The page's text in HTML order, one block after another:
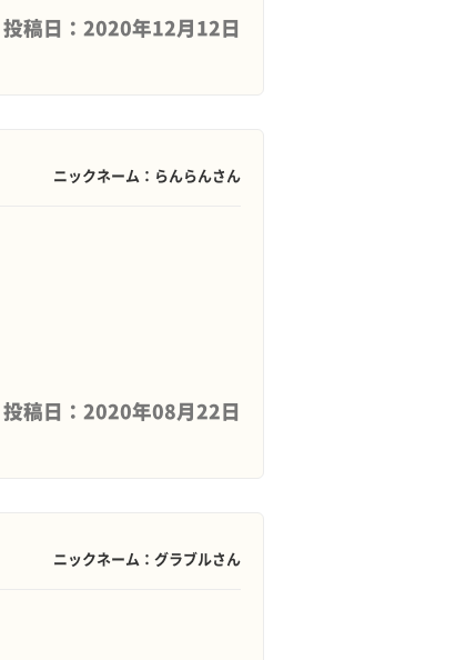
投稿日：2020年12月12日
ニックネーム：らんらんさん
投稿日：2020年08月22日
ニックネーム：グラブルさん